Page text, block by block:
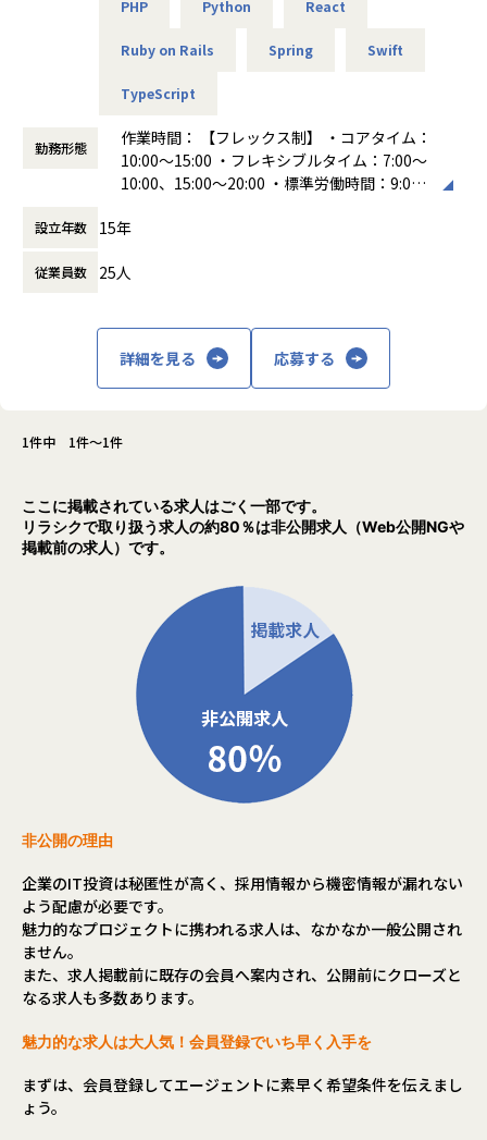
新たなチャレンジを求める方にとって、最適なフィールドが
テスト会社大手バルテスの引き合いで、エンタープライズ企
業の案件が多くあります。
2.新技術への挑戦が可能
この規模の企業としてはめずらしく、３Dやメタバース案件
も請け負う当社では
ご自身の得意分野を通常業務としながら、未経験で興味のあ
3.成長を支える教育制度
バルテスグループでは、「人を育てる」ことを重要視してい
情報サイトの一般公開や
☆Qbook（キューブック） 【ソフトウェア品質向上のため
の情報プラットフォーム】
https://www.qbook.jp/column/1807.html
☆バルゼミ 【社員のスキルアップと専門性の向上を支援す
るための教育プログラム】
https://note.valtes.co.jp/n/nc8d616862e1f
当社では、複数の自社サービスおよび受託開発案件の拡大に
伴い、Webアプリケーションやモバイルアプリの
新規開発・保守運用に対応できるフルスタックエンジニアの
特に、クラウド環境（AWS等）での開発や、AIを用いた開発
■仕事内容
・Webアプリケーションの設計・開発・テスト・運用
・モバイルアプリ（iOS/Android）の開発支援
・フロントエンド（React, Vue.js等）とバックエンド（Nod
e.js, Python, Java等）の両方を担当
・UI/UX改善提案と実装
PHP Python React
Ruby on Rails Spring Swift
TypeScript
勤務形態
作業時間： 【フレックス制】 ・コアタイム：
10:00～15:00 ・フレキシブルタイム：7:00～
10:00、15:00～20:00 ・標準労働時間：9:00
働き方：
休憩時間： 60分
設立年数 15年
従業員数 25人
詳細を見る 応募する
1件中 1件～1件
ここに掲載されている求人はごく一部です。
リラシクで取り扱う求人の約80％は非公開求人（Web公開NGや
掲載前の求人）です。
非公開の理由
企業のIT投資は秘匿性が高く、採用情報から機密情報が漏れない
よう配慮が必要です。
魅力的なプロジェクトに携われる求人は、なかなか一般公開され
ません。
また、求人掲載前に既存の会員へ案内され、公開前にクローズと
なる求人も多数あります。
魅力的な求人は大人気！会員登録でいち早く入手を
まずは、会員登録してエージェントに素早く希望条件を伝えまし
ょう。